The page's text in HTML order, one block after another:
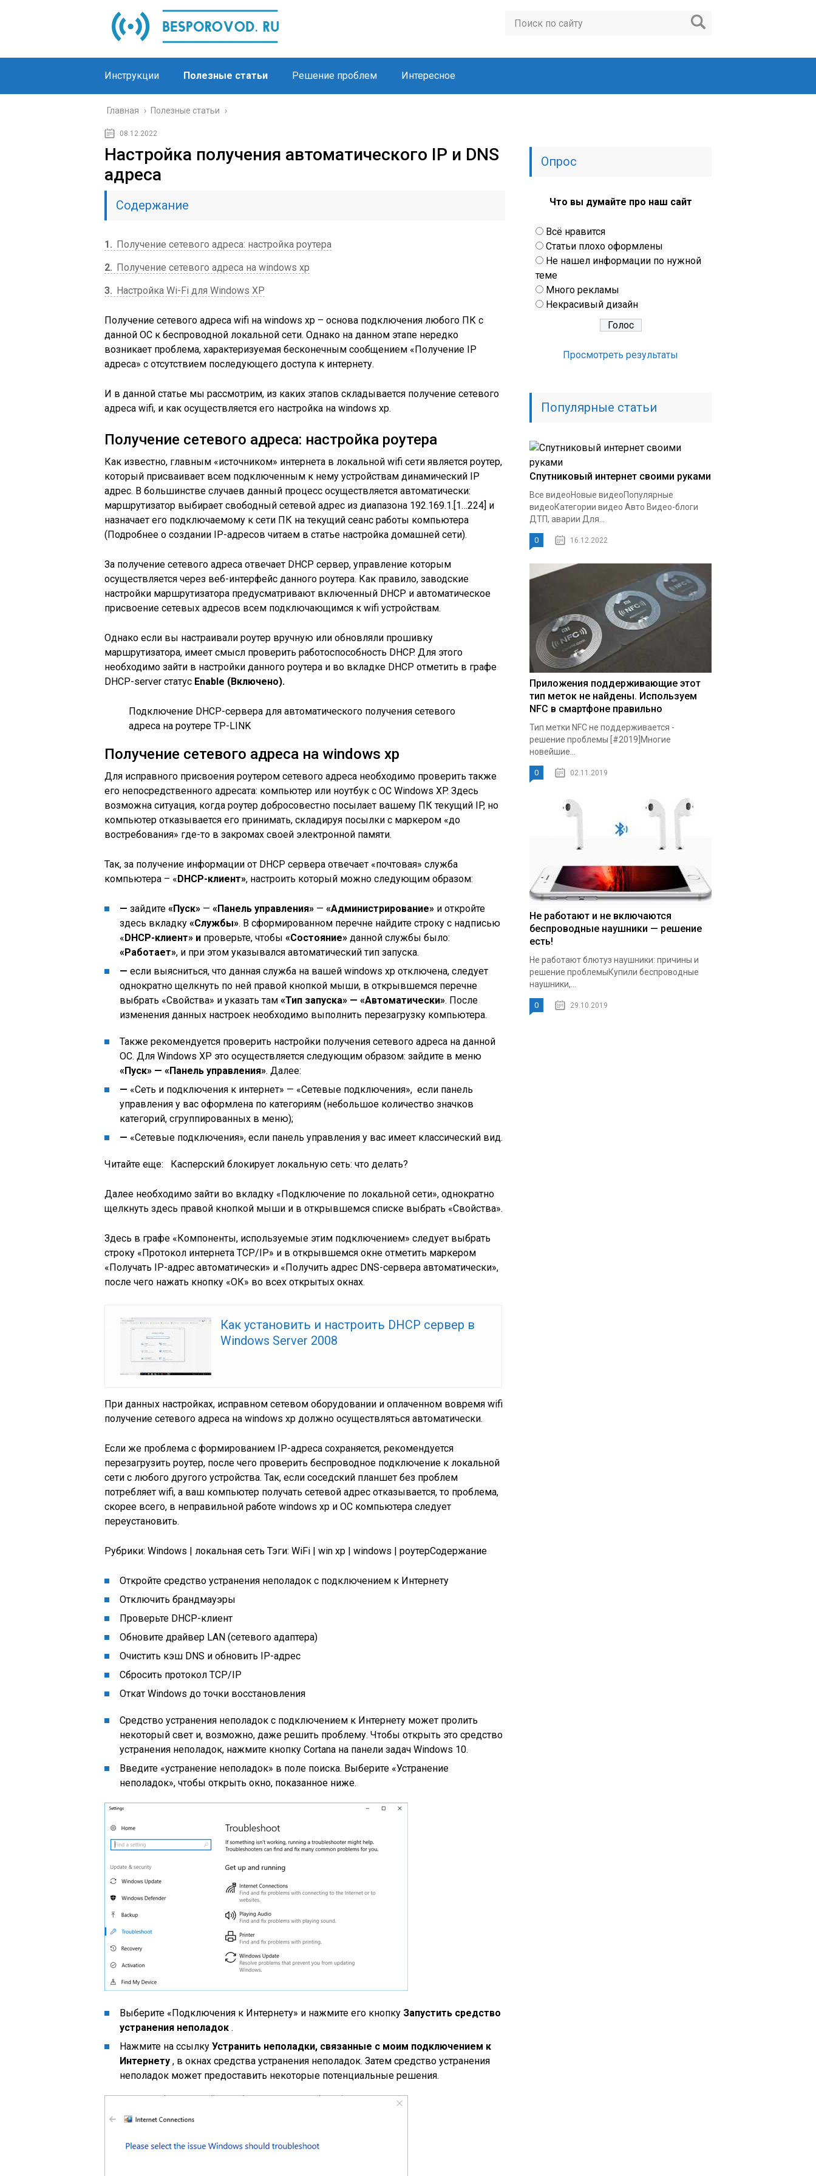
Инструкции Полезные статьи Решение проблем Интересное
Главная › Полезные статьи ›
08.12.2022
Настройка получения автоматического IP и DNS
адреса
Содержание
1
Получение сетевого адреса: настройка роутера
2
Получение сетевого адреса на windows xp
3
Настройка Wi-Fi для Windows XP
Получение сетевого адреса wifi на windows xp – основа подключения любого ПК с
данной ОС к беспроводной локальной сети. Однако на данном этапе нередко
возникает проблема, характеризуемая бесконечным сообщением «Получение IP
адреса» с отсутствием последующего доступа к интернету.
И в данной статье мы рассмотрим, из каких этапов складывается получение сетевого
адреса wifi, и как осуществляется его настройка на windows xp.
Получение сетевого адреса: настройка роутера
Как известно, главным «источником» интернета в локальной wifi сети является роутер,
который присваивает всем подключенным к нему устройствам динамический IP
адрес. В большинстве случаев данный процесс осуществляется автоматически:
маршрутизатор выбирает свободный сетевой адрес из диапазона 192.169.1.[1…224] и
назначает его подключаемому к сети ПК на текущий сеанс работы компьютера
(Подробнее о создании IP-адресов читаем в статье настройка домашней сети).
За получение сетевого адреса отвечает DHCP сервер, управление которым
осуществляется через веб-интерфейс данного роутера. Как правило, заводские
настройки маршрутизатора предусматривают включенный DHCP и автоматическое
присвоение сетевых адресов всем подключающимся к wifi устройствам.
Однако если вы настраивали роутер вручную или обновляли прошивку
маршрутизатора, имеет смысл проверить работоспособность DHCP. Для этого
необходимо зайти в настройки данного роутера и во вкладке DHCP отметить в графе
DHCP-server статус Enable (Включено).
Подключение DHCP-сервера для автоматического получения сетевого
адреса на роутере TP-LINK
Получение сетевого адреса на windows xp
Для исправного присвоения роутером сетевого адреса необходимо проверить также
его непосредственного адресата: компьютер или ноутбук с ОС Windows XP. Здесь
возможна ситуация, когда роутер добросовестно посылает вашему ПК текущий IP, но
компьютер отказывается его принимать, складируя посылки с маркером «до
востребования» где-то в закромах своей электронной памяти.
Так, за получение информации от DHCP сервера отвечает «почтовая» служба
компьютера – «DHCP-клиент», настроить который можно следующим образом:
— зайдите «Пуск» — «Панель управления» — «Администрирование» и откройте
здесь вкладку «Службы». В сформированном перечне найдите строку с надписью
«DHCP-клиент» и проверьте, чтобы «Состояние» данной службы было:
«Работает», и при этом указывался автоматический тип запуска.
— если выясниться, что данная служба на вашей windows xp отключена, следует
однократно щелкнуть по ней правой кнопкой мыши, в открывшемся перечне
выбрать «Свойства» и указать там «Тип запуска» — «Автоматически». После
изменения данных настроек необходимо выполнить перезагрузку компьютера.
Также рекомендуется проверить настройки получения сетевого адреса на данной
ОС. Для Windows XP это осуществляется следующим образом: зайдите в меню
«Пуск» — «Панель управления». Далее:
— «Сеть и подключения к интернет» — «Сетевые подключения», если панель
управления у вас оформлена по категориям (небольшое количество значков
категорий, сгруппированных в меню);
— «Сетевые подключения», если панель управления у вас имеет классический вид.
Читайте еще: Касперский блокирует локальную сеть: что делать?
Далее необходимо зайти во вкладку «Подключение по локальной сети», однократно
щелкнуть здесь правой кнопкой мыши и в открывшемся списке выбрать «Свойства».
Здесь в графе «Компоненты, используемые этим подключением» следует выбрать
строку «Протокол интернета TCP/IP» и в открывшемся окне отметить маркером
«Получать IP-адрес автоматически» и «Получить адрес DNS-сервера автоматически»,
после чего нажать кнопку «ОК» во всех открытых окнах.
Как установить и настроить DHCP сервер в
Windows Server 2008
При данных настройках, исправном сетевом оборудовании и оплаченном вовремя wifi
получение сетевого адреса на windows xp должно осуществляться автоматически.
Если же проблема с формированием IP-адреса сохраняется, рекомендуется
перезагрузить роутер, после чего проверить беспроводное подключение к локальной
сети с любого другого устройства. Так, если соседский планшет без проблем
потребляет wifi, а ваш компьютер получать сетевой адрес отказывается, то проблема,
скорее всего, в неправильной работе windows xp и ОС компьютера следует
переустановить.
Рубрики: Windows | локальная сеть Тэги: WiFi | win xp | windows | роутерСодержание
Откройте средство устранения неполадок с подключением к Интернету
Отключить брандмауэры
Проверьте DHCP-клиент
Обновите драйвер LAN (сетевого адаптера)
Очистить кэш DNS и обновить IP-адрес
Сбросить протокол TCP/IP
Откат Windows до точки восстановления
Средство устранения неполадок с подключением к Интернету может пролить
некоторый свет и, возможно, даже решить проблему. Чтобы открыть это средство
устранения неполадок, нажмите кнопку Cortana на панели задач Windows 10.
Введите «устранение неполадок» в поле поиска. Выберите «Устранение
неполадок», чтобы открыть окно, показанное ниже.
Выберите «Подключения к Интернету» и нажмите его кнопку Запустить средство
устранения неполадок .
Нажмите на ссылку Устранить неполадки, связанные с моим подключением к
Интернету , в окнах средства устранения неполадок. Затем средство устранения
неполадок может предоставить некоторые потенциальные решения.
Опрос
Что вы думайте про наш сайт
Всё нравится
Статьи плохо оформлены
Не нашел информации по нужной
теме
Много рекламы
Некрасивый дизайн
Просмотреть результаты
Популярные статьи
Спутниковый интернет своими руками
Все видеоНовые видеоПопулярные
видеоКатегории видео Авто Видео-блоги
ДТП, аварии Для...
0 16.12.2022
Приложения поддерживающие этот
тип меток не найдены. Используем
NFC в смартфоне правильно
Тип метки NFC не поддерживается -
решение проблемы [#2019]Многие
новейшие...
0 02.11.2019
Не работают и не включаются
беспроводные наушники — решение
есть!
Не работают блютуз наушники: причины и
решение проблемыКупили беспроводные
наушники,...
0 29.10.2019